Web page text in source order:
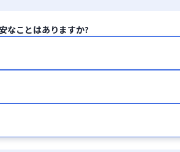
なことはありますか?